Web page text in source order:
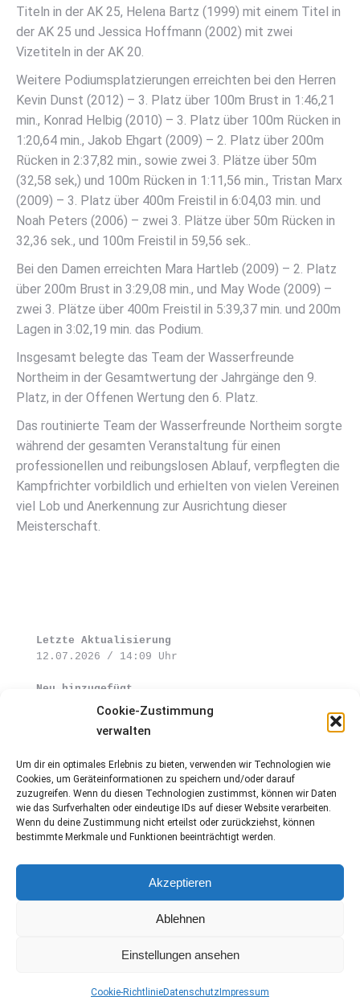
Cookie-Zustimmung
verwalten
Um dir ein optimales Erlebnis zu bieten, verwenden wir Technologien wie
Cookies, um Geräteinformationen zu speichern und/oder darauf
zuzugreifen. Wenn du diesen Technologien zustimmst, können wir Daten
wie das Surfverhalten oder eindeutige IDs auf dieser Website verarbeiten.
Wenn du deine Zustimmung nicht erteilst oder zurückziehst, können
bestimmte Merkmale und Funktionen beeinträchtigt werden.
Akzeptieren
Ablehnen
Einstellungen ansehen
Cookie-RichtlinieDatenschutz Impressum
Titeln in der AK 25, Helena Bartz (1999) mit einem Titel in
der AK 25 und Jessica Hoffmann (2002) mit zwei
Vizetiteln in der AK 20.
Weitere Podiumsplatzierungen erreichten bei den Herren
Kevin Dunst (2012) – 3. Platz über 100m Brust in 1:46,21
min., Konrad Helbig (2010) – 3. Platz über 100m Rücken in
1:20,64 min., Jakob Ehgart (2009) – 2. Platz über 200m
Rücken in 2:37,82 min., sowie zwei 3. Plätze über 50m
(32,58 sek,) und 100m Rücken in 1:11,56 min., Tristan Marx
(2009) – 3. Platz über 400m Freistil in 6:04,03 min. und
Noah Peters (2006) – zwei 3. Plätze über 50m Rücken in
32,36 sek., und 100m Freistil in 59,56 sek..
Bei den Damen erreichten Mara Hartleb (2009) – 2. Platz
über 200m Brust in 3:29,08 min., und May Wode (2009) –
zwei 3. Plätze über 400m Freistil in 5:39,37 min. und 200m
Lagen in 3:02,19 min. das Podium.
Insgesamt belegte das Team der Wasserfreunde
Northeim in der Gesamtwertung der Jahrgänge den 9.
Platz, in der Offenen Wertung den 6. Platz.
Das routinierte Team der Wasserfreunde Northeim sorgte
während der gesamten Veranstaltung für einen
professionellen und reibungslosen Ablauf, verpflegten die
Kampfrichter vorbildlich und erhielten von vielen Vereinen
viel Lob und Anerkennung zur Ausrichtung dieser
Meisterschaft.
Letzte Aktualisierung
12.07.2026 / 14:09 Uhr
Neu hinzugefügt
Bericht Wittenberg und Göttingen
Wir wünschen euch eine erholsame
Sommerpause!